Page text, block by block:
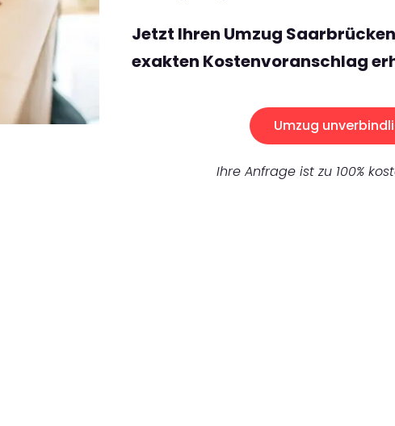
Jetzt Ihren Umzug
exakten Kostenvoranschlag
Umzug
Ihre Anfrage ist zu 100%